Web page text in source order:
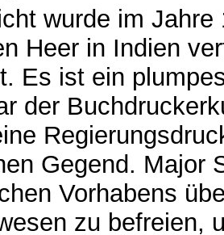
wurde im
Heer in Indien
Es ist ein
der
Gegend. Major
Vorhabens
zu befreien,